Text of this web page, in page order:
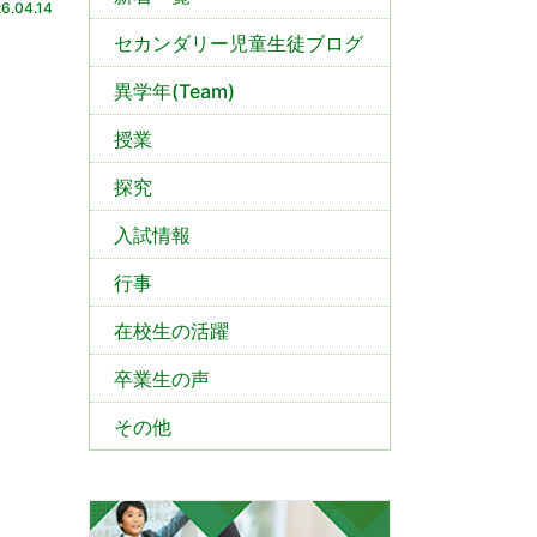
セカンダリー児童生徒ブログ
異学年(Team)
授業
探究
入試情報
行事
在校生の活躍
卒業生の声
その他